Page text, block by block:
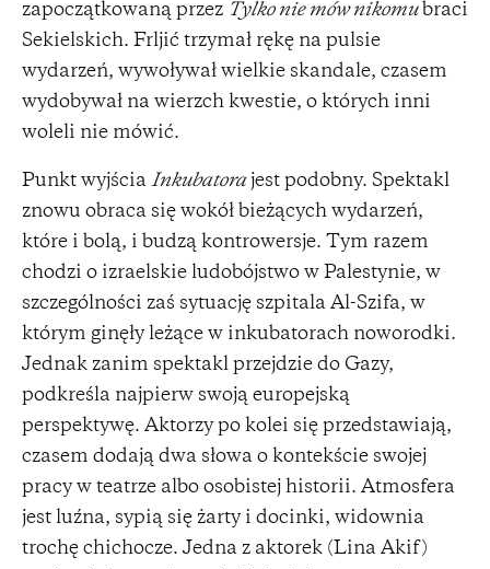
zapoczątkowaną przez Tylko nie mów nikomubraci
Sekielskich. Frljić trzymał rękę na pulsie
wydarzeń, wywoływał wielkie skandale, czasem
wydobywał na wierzch kwestie, o których inni
woleli nie mówić.
Punkt wyjścia Inkubatorajest podobny. Spektakl
znowu obraca się wokół bieżących wydarzeń,
które i bolą, i budzą kontrowersje. Tym razem
chodzi o izraelskie ludobójstwo w Palestynie, w
szczególności zaś sytuację szpitala Al-Szifa, w
którym ginęły leżące w inkubatorach noworodki.
Jednak zanim spektakl przejdzie do Gazy,
podkreśla najpierw swoją europejską
perspektywę. Aktorzy po kolei się przedstawiają,
czasem dodają dwa słowa o kontekście swojej
pracy w teatrze albo osobistej historii. Atmosfera
jest luźna, sypią się żarty i docinki, widownia
trochę chichocze. Jedna z aktorek (Lina Akif)